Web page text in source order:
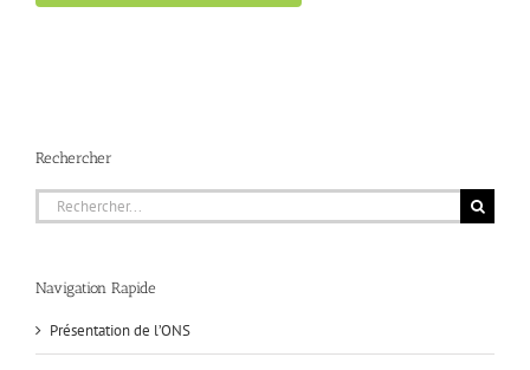
Rechercher
Rechercher:
Navigation Rapide
Présentation de l’ONS